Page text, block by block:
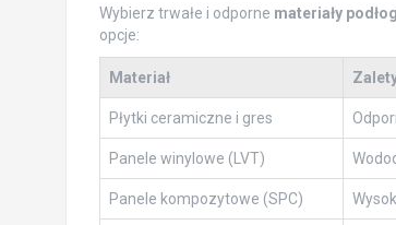
Wybierz trwałe i odporne materiały
opcje:
Materiał
Płytki ceramiczne i gres
Panele winylowe (LVT)
Panele kompozytowe (SPC)